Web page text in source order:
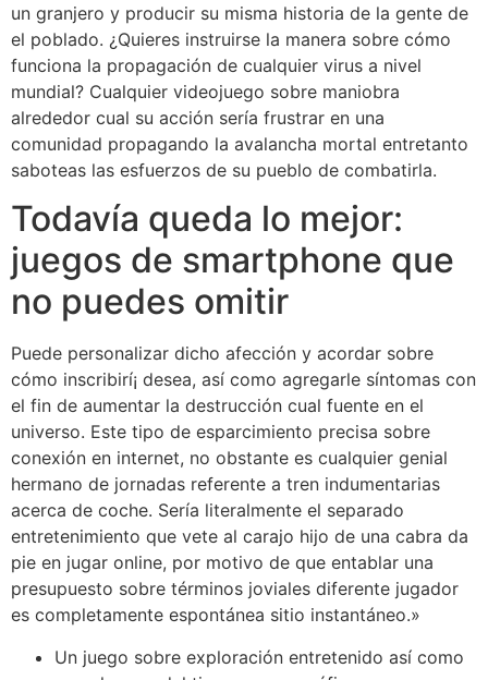
un granjero y producir su misma historia de la gente de
el poblado. ¿Quieres instruirse la manera sobre cómo
funciona la propagación de cualquier virus a nivel
mundial? Cualquier videojuego sobre maniobra
alrededor cual su acción serí­a frustrar en una
comunidad propagando la avalancha mortal entretanto
saboteas las esfuerzos de su pueblo de combatirla.
Todavía queda lo mejor:
juegos de smartphone que
no puedes omitir
Puede personalizar dicho afección y acordar sobre
cómo inscribirí¡ desea, así como agregarle síntomas con
el fin de aumentar la destrucción cual fuente en el
universo. Este tipo de esparcimiento precisa sobre
conexión en internet, no obstante es cualquier genial
hermano de jornadas referente a tren indumentarias
acerca de coche. Serí­a literalmente el separado
entretenimiento que vete al carajo hijo de una cabra da
pie en jugar online, por motivo de que entablar una
presupuesto sobre términos joviales diferente jugador
es completamente espontánea sitio instantáneo.»
Un juego sobre exploración entretenido así­ como